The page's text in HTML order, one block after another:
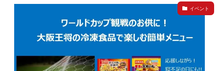
イベント